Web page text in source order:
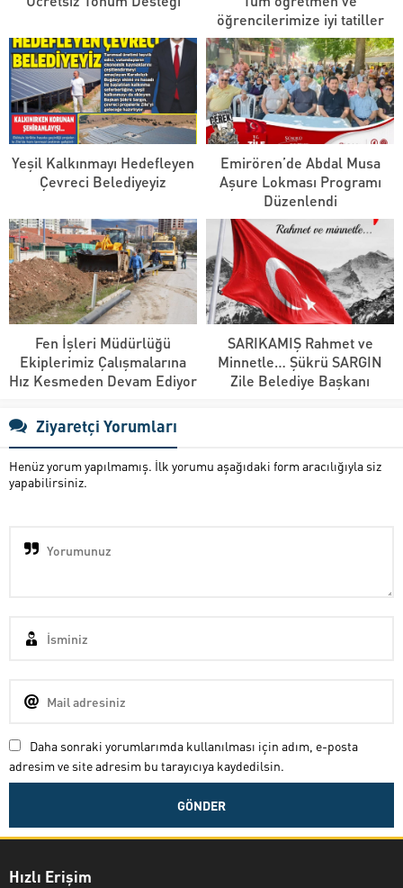
öğrencilerimize iyi tatiller
Yeşil Kalkınmayı Hedefleyen
Çevreci Belediyeyiz
Emirören’de Abdal Musa
Aşure Lokması Programı
Düzenlendi
Fen İşleri Müdürlüğü
Ekiplerimiz Çalışmalarına
Hız Kesmeden Devam Ediyor
SARIKAMIŞ Rahmet ve
Minnetle… Şükrü SARGIN
Zile Belediye Başkanı
Ziyaretçi Yorumları
Henüz yorum yapılmamış. İlk yorumu aşağıdaki form aracılığıyla siz
yapabilirsiniz.
Daha sonraki yorumlarımda kullanılması için adım, e-posta
adresim ve site adresim bu tarayıcıya kaydedilsin.
Hızlı Erişim